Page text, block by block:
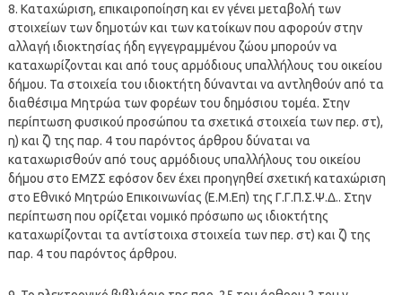
8. Καταχώριση, επικαιροποίηση και εν γένει μεταβολή των
στοιχείων των δημοτών και των κατοίκων που αφορούν στην
αλλαγή ιδιοκτησίας ήδη εγγεγραμμένου ζώου μπορούν να
καταχωρίζονται και από τους αρμόδιους υπαλλήλους του οικείου
δήμου. Τα στοιχεία του ιδιοκτήτη δύνανται να αντληθούν από τα
διαθέσιμα Μητρώα των φορέων του δημόσιου τομέα. Στην
περίπτωση φυσικού προσώπου τα σχετικά στοιχεία των περ. στ),
η) και ζ) της παρ. 4 του παρόντος άρθρου δύναται να
καταχωρισθούν από τους αρμόδιους υπαλλήλους του οικείου
δήμου στο ΕΜΖΣ εφόσον δεν έχει προηγηθεί σχετική καταχώριση
στο Εθνικό Μητρώο Επικοινωνίας (Ε.Μ.Επ) της Γ.Γ.Π.Σ.Ψ.Δ.. Στην
περίπτωση που ορίζεται νομικό πρόσωπο ως ιδιοκτήτης
καταχωρίζονται τα αντίστοιχα στοιχεία των περ. στ) και ζ) της
παρ. 4 του παρόντος άρθρου.